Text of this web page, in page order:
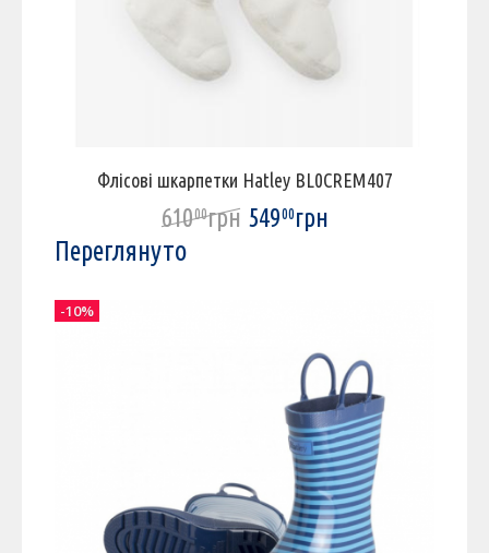
Флісові шкарпетки Hatley BL0CREM407
61000грн 54900грн
Переглянуто
-10%